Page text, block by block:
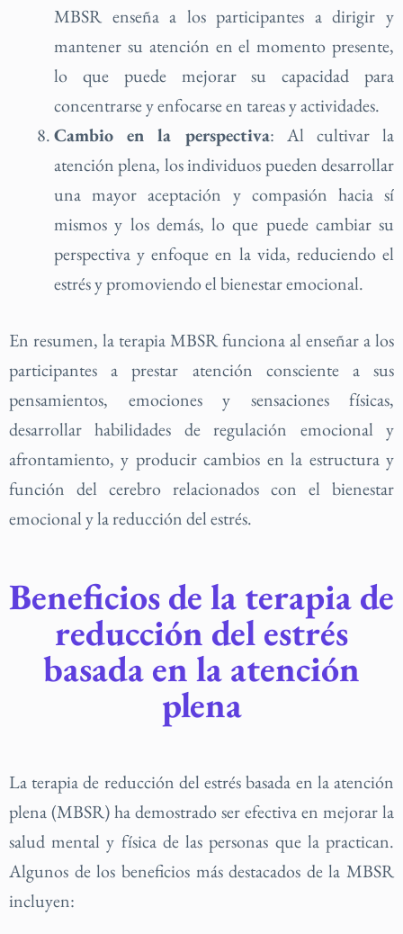
MBSR enseña a los participantes a dirigir y
mantener su atención en el momento presente,
lo que puede mejorar su capacidad para
concentrarse y enfocarse en tareas y actividades.
Cambio en la perspectiva: Al cultivar la
atención plena, los individuos pueden desarrollar
una mayor aceptación y compasión hacia sí
mismos y los demás, lo que puede cambiar su
perspectiva y enfoque en la vida, reduciendo el
estrés y promoviendo el bienestar emocional.
En resumen, la terapia MBSR funciona al enseñar a los
participantes a prestar atención consciente a sus
pensamientos, emociones y sensaciones físicas,
desarrollar habilidades de regulación emocional y
afrontamiento, y producir cambios en la estructura y
función del cerebro relacionados con el bienestar
emocional y la reducción del estrés.
Beneficios de la terapia de
reducción del estrés
basada en la atención
plena
La terapia de reducción del estrés basada en la atención
plena (MBSR) ha demostrado ser efectiva en mejorar la
salud mental y física de las personas que la practican.
Algunos de los beneficios más destacados de la MBSR
incluyen: